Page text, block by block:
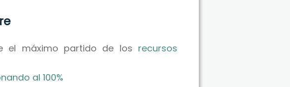
el máximo partido de los recursos
al 100%